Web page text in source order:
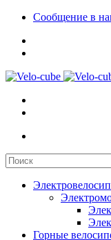
Сообщение в
Горные